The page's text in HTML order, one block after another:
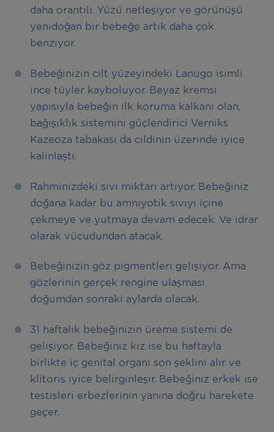
daha orantılı. Yüzü netleşiyor ve görünüşü
yenidoğan bir bebeğe artık daha çok
benziyor.
Bebeğinizin cilt yüzeyindeki Lanugo isimli
ince tüyler kayboluyor. Beyaz kremsi
yapısıyla bebeğin ilk koruma kalkanı olan,
bağışıklık sistemini güçlendirici Verniks
Kazeoza tabakası da cildinin üzerinde iyice
kalınlaştı.
Rahminizdeki sıvı miktarı artıyor. Bebeğiniz
doğana kadar bu amniyotik sıvıyı içine
çekmeye ve yutmaya devam edecek. Ve idrar
olarak vücudundan atacak.
Bebeğinizin göz pigmentleri gelişiyor. Ama
gözlerinin gerçek rengine ulaşması
doğumdan sonraki aylarda olacak.
31 haftalık bebeğinizin üreme sistemi de
gelişiyor. Bebeğiniz kız ise bu haftayla
birlikte iç genital organı son şeklini alır ve
klitoris iyice belirginleşir. Bebeğiniz erkek ise
testisleri erbezlerinin yanına doğru harekete
geçer.